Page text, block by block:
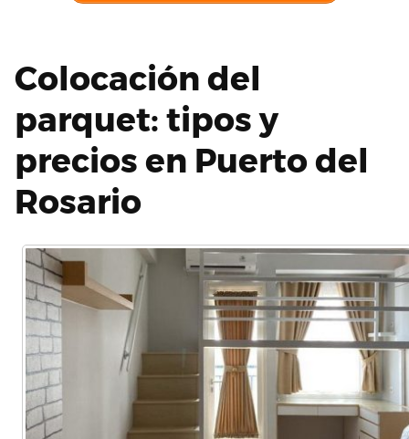
Colocación del
parquet: tipos y
precios en Puerto del
Rosario